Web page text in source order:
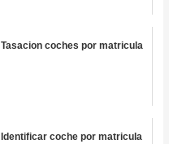
Tasacion coches por matricula
Identificar coche por matricula